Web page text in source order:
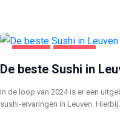
De beste Sushi in
In de loop van 2024 is er een
sushi-ervaringen in Leuven. Hierbij…